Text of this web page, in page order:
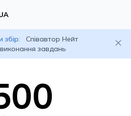
збір:
Співавтор Нейт
завдань